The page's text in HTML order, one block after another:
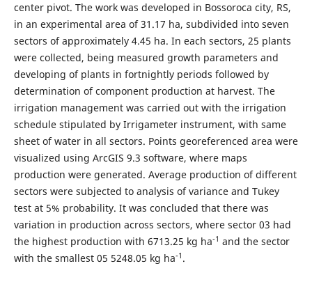
center pivot. The work was developed in Bossoroca city, RS,
in an experimental area of 31.17 ha, subdivided into seven
sectors of approximately 4.45 ha. In each sectors, 25 plants
were collected, being measured growth parameters and
developing of plants in fortnightly periods followed by
determination of component production at harvest. The
irrigation management was carried out with the irrigation
schedule stipulated by Irrigameter instrument, with same
sheet of water in all sectors. Points georeferenced area were
visualized using ArcGIS 9.3 software, where maps
production were generated. Average production of different
sectors were subjected to analysis of variance and Tukey
test at 5% probability. It was concluded that there was
variation in production across sectors, where sector 03 had
the highest production with 6713.25 kg ha-1 and the sector
with the smallest 05 5248.05 kg ha-1 .